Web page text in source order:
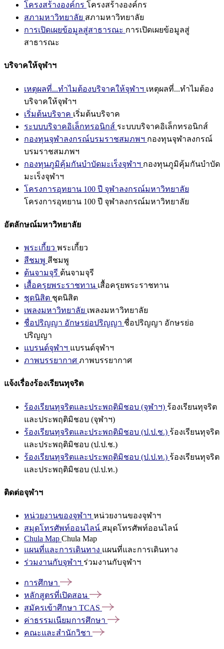
โครงสร้างองค์กร โครงสร้างองค์กร
สภามหาวิทยาลัย สภามหาวิทยาลัย
การเปิดเผยข้อมูลสู่สาธารณะ การเปิดเผยข้อมูลสู่
สาธารณะ
บริจาคให้จุฬาฯ
เหตุผลที่...ทำไมต้องบริจาคให้จุฬาฯ เหตุผลที่...ทำไมต้อง
บริจาคให้จุฬาฯ
เริ่มต้นบริจาค เริ่มต้นบริจาค
ระบบบริจาคอิเล็กทรอนิกส์ ระบบบริจาคอิเล็กทรอนิกส์
กองทุนจุฬาลงกรณ์บรมราชสมภพฯ กองทุนจุฬาลงกรณ์
บรมราชสมภพฯ
กองทุนภูมิคุ้มกันบำบัดมะเร็งจุฬาฯ กองทุนภูมิคุ้มกันบำบัด
มะเร็งจุฬาฯ
โครงการอุทยาน 100 ปี จุฬาลงกรณ์มหาวิทยาลัย
โครงการอุทยาน 100 ปี จุฬาลงกรณ์มหาวิทยาลัย
อัตลักษณ์มหาวิทยาลัย
พระเกี้ยว พระเกี้ยว
สีชมพู สีชมพู
ต้นจามจุรี ต้นจามจุรี
เสื้อครุยพระราชทาน เสื้อครุยพระราชทาน
ชุดนิสิต ชุดนิสิต
เพลงมหาวิทยาลัย เพลงมหาวิทยาลัย
ชื่อปริญญา อักษรย่อปริญญา ชื่อปริญญา อักษรย่อ
ปริญญา
แบรนด์จุฬาฯ แบรนด์จุฬาฯ
ภาพบรรยากาศ ภาพบรรยากาศ
แจ้งเรื่องร้องเรียนทุจริต
ร้องเรียนทุจริตและประพฤติมิชอบ (จุฬาฯ) ร้องเรียนทุจริต
และประพฤติมิชอบ (จุฬาฯ)
ร้องเรียนทุจริตและประพฤติมิชอบ (ป.ป.ช.) ร้องเรียนทุจริต
และประพฤติมิชอบ (ป.ป.ช.)
ร้องเรียนทุจริตและประพฤติมิชอบ (ป.ป.ท.) ร้องเรียนทุจริต
และประพฤติมิชอบ (ป.ป.ท.)
ติดต่อจุฬาฯ
หน่วยงานของจุฬาฯ หน่วยงานของจุฬาฯ
สมุดโทรศัพท์ออนไลน์ สมุดโทรศัพท์ออนไลน์
Chula Map Chula Map
แผนที่และการเดินทาง แผนที่และการเดินทาง
ร่วมงานกับจุฬาฯ ร่วมงานกับจุฬาฯ
การศึกษา
หลักสูตรที่เปิดสอน
สมัครเข้าศึกษา TCAS
ค่าธรรมเนียมการศึกษา
คณะและสำนักวิชา